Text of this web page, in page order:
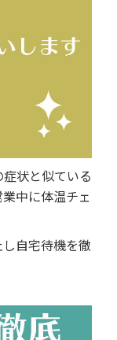
状と似ている
中に体温チェ
自宅待機を徹